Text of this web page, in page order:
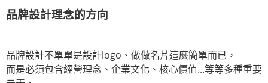
品牌設計理念的方向
品牌設計不單單是設計logo、做做名片這麼簡單而已，
而是必須包含經營理念、企業文化、核心價值...等等多種重要